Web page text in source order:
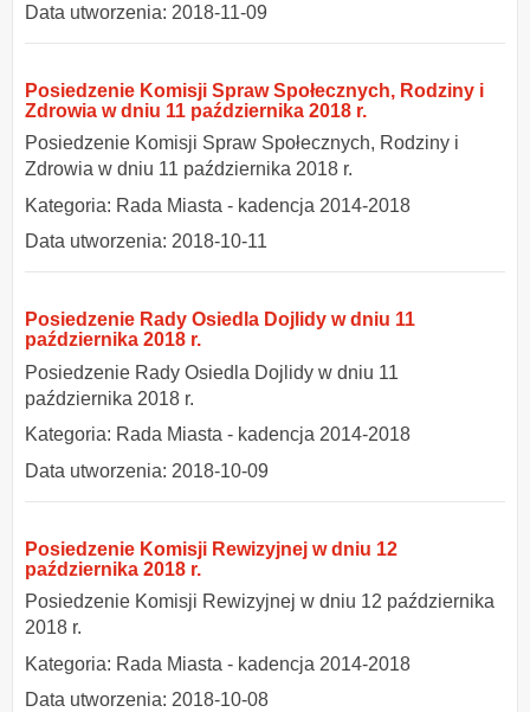
Data utworzenia: 2018-11-09
Posiedzenie Komisji Spraw Społecznych, Rodziny i
Zdrowia w dniu 11 października 2018 r.
Posiedzenie Komisji Spraw Społecznych, Rodziny i
Zdrowia w dniu 11 października 2018 r.
Kategoria: Rada Miasta - kadencja 2014-2018
Data utworzenia: 2018-10-11
Posiedzenie Rady Osiedla Dojlidy w dniu 11
października 2018 r.
Posiedzenie Rady Osiedla Dojlidy w dniu 11
października 2018 r.
Kategoria: Rada Miasta - kadencja 2014-2018
Data utworzenia: 2018-10-09
Posiedzenie Komisji Rewizyjnej w dniu 12
października 2018 r.
Posiedzenie Komisji Rewizyjnej w dniu 12 października
2018 r.
Kategoria: Rada Miasta - kadencja 2014-2018
Data utworzenia: 2018-10-08